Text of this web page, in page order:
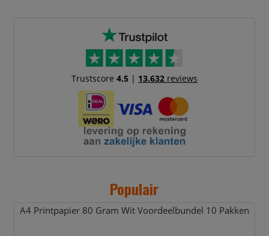
Trustscore 4.5| 13.632reviews
Populair
A4 Printpapier 80 Gram Wit Voordeelbundel 10 Pakken